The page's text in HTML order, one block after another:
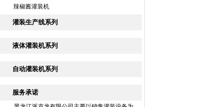
辣椒酱灌装机
灌装生产线系列
液体灌装机系列
自动灌装机系列
服务承诺